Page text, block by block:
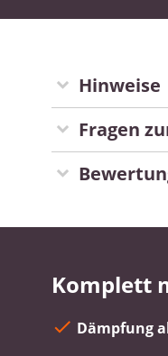
Hinweise
Fragen
Komplett
Dämpfung